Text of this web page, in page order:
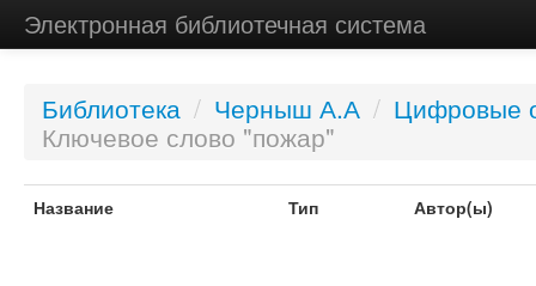
Электронная библиотечная система
Библиотека / Черныш А.А / Цифровые
Ключевое слово "пожар"
Название Тип Автор(ы)